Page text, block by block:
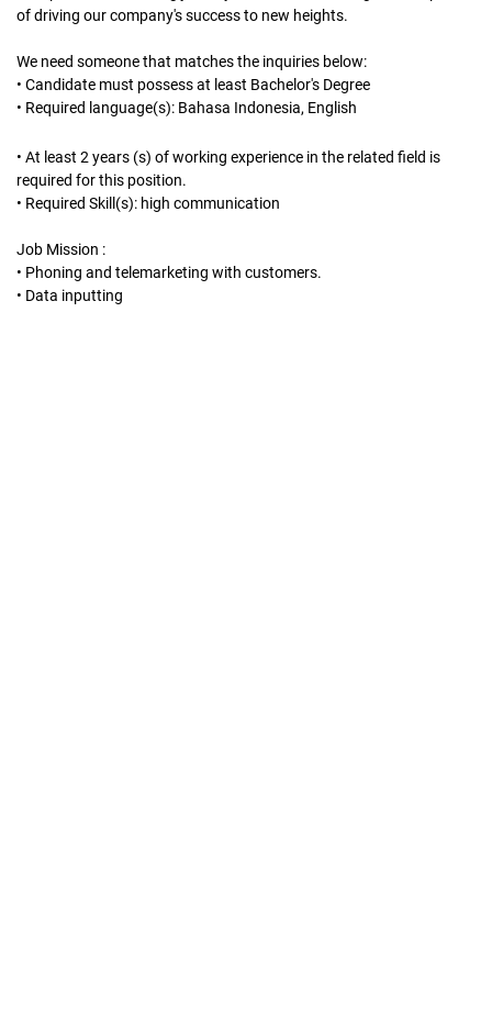
of driving our company's success to new heights.
We need someone that matches the inquiries below:
• Candidate must possess at least Bachelor's Degree
• Required language(s): Bahasa Indonesia, English
• At least 2 years (s) of working experience in the related field is
required for this position.
• Required Skill(s): high communication
Job Mission :
• Phoning and telemarketing with customers.
• Data inputting